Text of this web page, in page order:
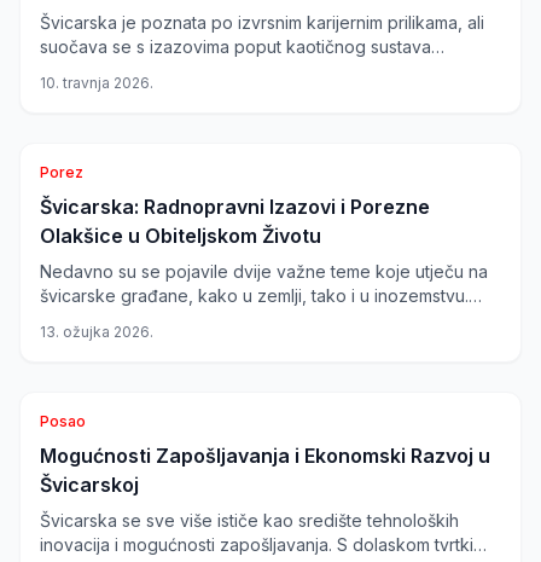
Švicarska je poznata po izvrsnim karijernim prilikama, ali
suočava se s izazovima poput kaotičnog sustava
Winterthuru dodatno naglašava nestabilnost u
10. travnja 2026.
Porez
Švicarska: Radnopravni Izazovi i Porezne
Olakšice u Obiteljskom Životu
Nedavno su se pojavile dvije važne teme koje utječu na
švicarske građane, kako u zemlji, tako i u inozemstvu.
što utječe na njihov radnopravni status. Istovremeno,
kao oblik brige za djecu.
13. ožujka 2026.
Posao
Mogućnosti Zapošljavanja i Ekonomski Razvoj u
Švicarskoj
Švicarska se sve više ističe kao središte tehnoloških
inovacija i mogućnosti zapošljavanja. S dolaskom tvrtki